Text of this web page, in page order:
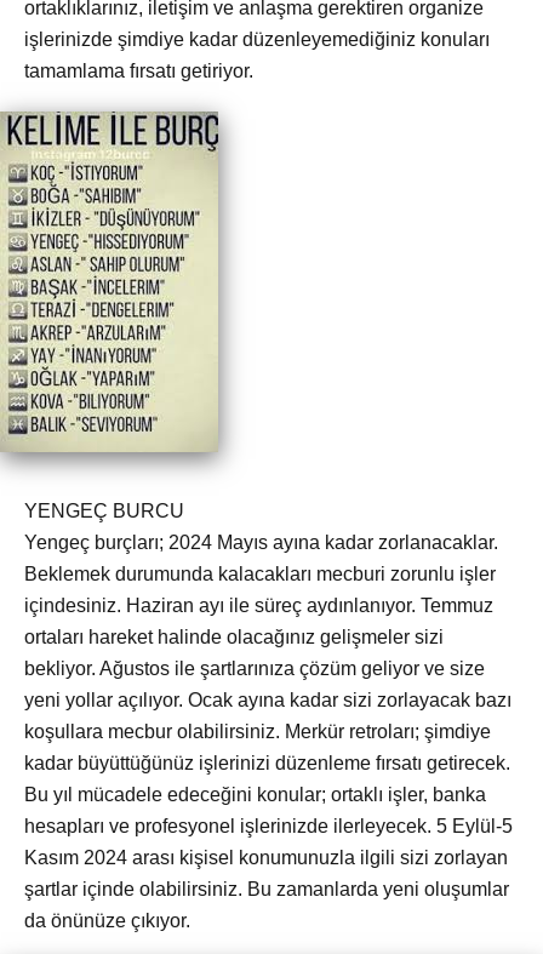
ortaklıklarınız, iletişim ve anlaşma gerektiren organize
işlerinizde şimdiye kadar düzenleyemediğiniz konuları
tamamlama fırsatı getiriyor.
YENGEÇ BURCU
Yengeç burçları; 2024 Mayıs ayına kadar zorlanacaklar.
Beklemek durumunda kalacakları mecburi zorunlu işler
içindesiniz. Haziran ayı ile süreç aydınlanıyor. Temmuz
ortaları hareket halinde olacağınız gelişmeler sizi
bekliyor. Ağustos ile şartlarınıza çözüm geliyor ve size
yeni yollar açılıyor. Ocak ayına kadar sizi zorlayacak bazı
koşullara mecbur olabilirsiniz. Merkür retroları; şimdiye
kadar büyüttüğünüz işlerinizi düzenleme fırsatı getirecek.
Bu yıl mücadele edeceğini konular; ortaklı işler, banka
hesapları ve profesyonel işlerinizde ilerleyecek. 5 Eylül-5
Kasım 2024 arası kişisel konumunuzla ilgili sizi zorlayan
şartlar içinde olabilirsiniz. Bu zamanlarda yeni oluşumlar
da önünüze çıkıyor.